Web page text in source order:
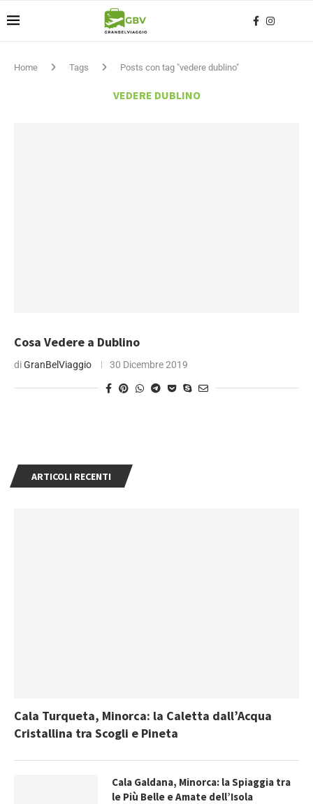
Home Tags Posts con tag "vedere dublino"
VEDERE DUBLINO
Cosa Vedere a Dublino
diGranBelViaggio 30 Dicembre 2019
ARTICOLI RECENTI
Cala Turqueta, Minorca: la Caletta dall’Acqua
Cristallina tra Scogli e Pineta
Cala Galdana, Minorca: la Spiaggia tra
le Più Belle e Amate dell’Isola